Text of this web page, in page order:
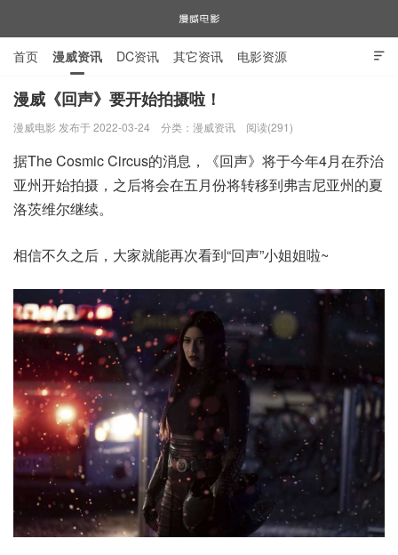

首页 漫威资讯 DC资讯 其它资讯 电影资源
电视剧资源 漫威图片
漫威《回声》要开始拍摄啦！
漫威电影 发布于 2022-03-24 分类： 漫威资讯 阅读(291)
据The Cosmic Circus的消息，《回声》将于今年4月在乔治
亚州开始拍摄，之后将会在五月份将转移到弗吉尼亚州的夏
洛茨维尔继续。
相信不久之后，大家就能再次看到“回声”小姐姐啦~